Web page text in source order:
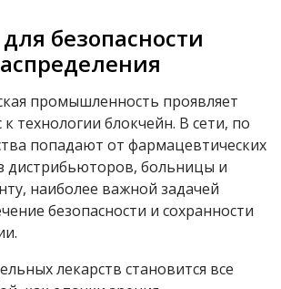
безопасности
промышленность проявляет
технологии блокчейн. В сети, по
попадают от фармацевтических
дистрибьюторов, больницы и
наиболее важной задачей
безопасности и сохранности
лекарств становится все